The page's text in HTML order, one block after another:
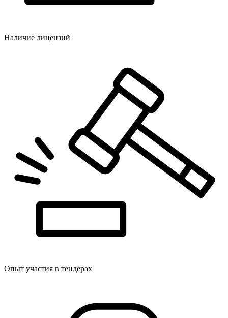
Наличие лицензий
Опыт участия в тендерах